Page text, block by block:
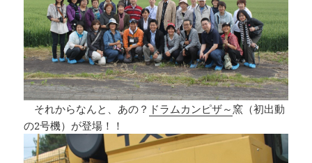
それからなんと、あの？ ドラムカンピザ～ 窯（初出動
の2号機）が登場！！